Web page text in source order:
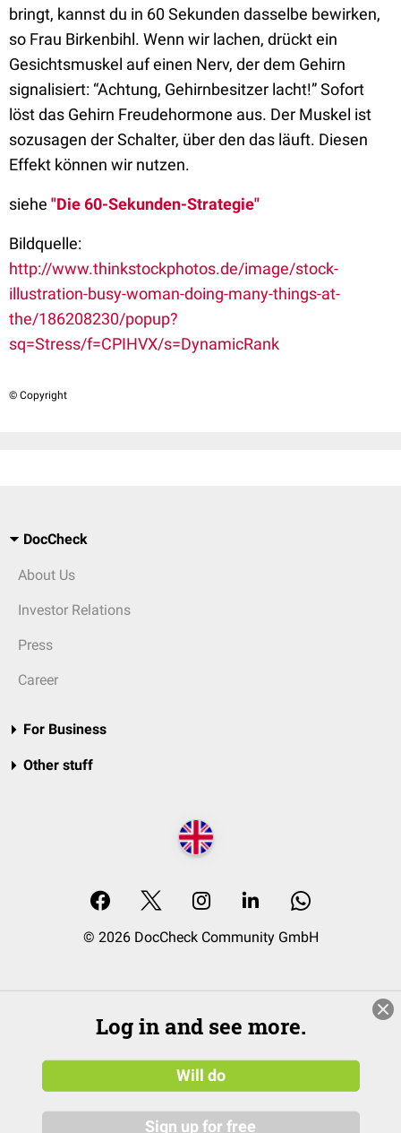
bringt, kannst du in 60 Sekunden dasselbe bewirken,
so Frau Birkenbihl. Wenn wir lachen, drückt ein
Gesichtsmuskel auf einen Nerv, der dem Gehirn
signalisiert: “Achtung, Gehirnbesitzer lacht!” Sofort
löst das Gehirn Freudehormone aus. Der Muskel ist
sozusagen der Schalter, über den das läuft. Diesen
Effekt können wir nutzen.
siehe "Die 60-Sekunden-Strategie"
Bildquelle:
http://www.thinkstockphotos.de/image/stock-
illustration-busy-woman-doing-many-things-at-
the/186208230/popup?
sq=Stress/f=CPIHVX/s=DynamicRank
© Copyright
DocCheck
About Us
Investor Relations
Press
Career
For Business
Other stuff
© 2026 DocCheck Community GmbH
Log in and see more.
Will do
Sign up for free